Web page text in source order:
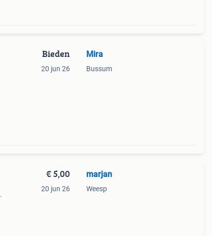
Bieden
20 jun 26
Mira
Bussum
€ 5,00
20 jun 26
marjan
Weesp